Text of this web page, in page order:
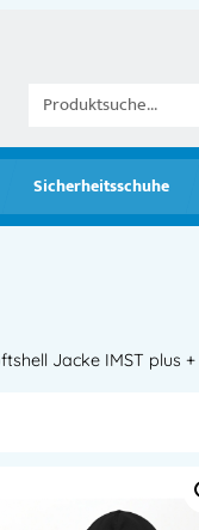
Sicherheitsschuhe
Jacke IMST plus